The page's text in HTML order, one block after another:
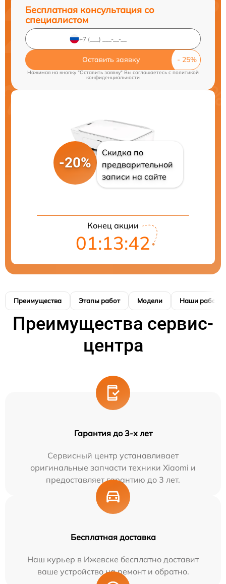
Бесплатная консультация со
специалистом
Оставить заявку
Нажимая на кнопку "Оставить заявку" Вы соглашаетесь cполитикой
конфиденциальности
-20%
Скидка по
предварительной
записи на сайте
Конец акции
01:13:41
Преимущества Этапы работ Модели Наши работы
Преимущества сервис-
центра
Гарантия до 3-х лет
Сервисный центр устанавливает
оригинальные запчасти техники Xiaomi и
предоставляет гарантию до 3 лет.
Бесплатная доставка
Наш курьер в Ижевске бесплатно доставит
ваше устройство на ремонт и обратно.